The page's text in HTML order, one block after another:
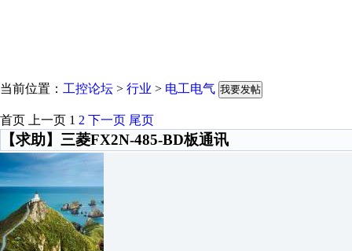
当前位置： 工控论坛 > 行业 > 电工电气 我要发帖
首页 上一页 1 2 下一页 尾页
【求助】三菱FX2N-485-BD板通讯